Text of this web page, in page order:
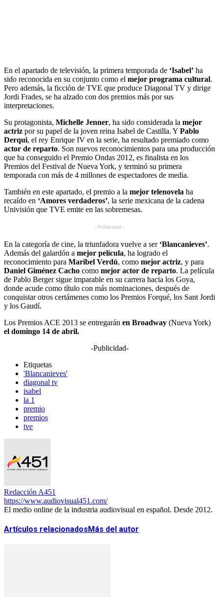
En el apartado de televisión, la primera temporada de ‘Isabel’ ha
sido reconocida en su conjunto como el mejor programa cultural.
Pero además, la ficción de TVE que produce Diagonal TV y dirige
Jordi Frades, se ha alzado con dos premios más por sus
interpretaciones.
Su protagonista, Michelle Jenner, ha sido considerada la mejor
actriz por su papel de la joven reina Isabel de Castilla. Y Pablo
Derqui, el rey Enrique IV en la serie, ha resultado premiado como
actor de reparto. Son nuevos reconocimientos para una producción
que ha conseguido el Premio Ondas 2012, es finalista en los
Premios del Festival de Nueva York, y terminó su primera
temporada con más de 4 millones de espectadores de media.
También en este apartado, el premio a la mejor telenovela ha
recaído en ‘Amores verdaderos’, la serie mexicana de la cadena
Univisión que TVE emite en las sobremesas.
- Publicidad -
En la categoría de cine, la triunfadora vuelve a ser ‘Blancanieves’.
Además del galardón a mejor película, ha logrado el
reconocimiento para Maribel Verdú, como mejor actriz, y para
Daniel Giménez Cacho como mejor actor de reparto. La película
de Pablo Berger sigue imparable en su carrera hacia los Goya,
donde acude como título con más nominaciones, después de
conquistar otros certámenes como los Premios Forqué, los Sant Jordi
y los Gaudí.
Los Premios ACE 2013 se entregarán en Broadway (Nueva York)
el domingo 14 de abril.
-Publicidad-
Etiquetas
'Blancanieves'
diagonal tv
isabel
la 1
premio
premios
tve
Redacción A451
https://www.audiovisual451.com/
El medio online de la industria audiovisual en español. Desde 2012.
Artículos relacionadosMás del autor